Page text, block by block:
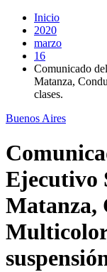
Inicio
2020
marzo
16
Comunicado
Matanza,
clases.
Buenos Aires
Ejecutivo
Matanza,